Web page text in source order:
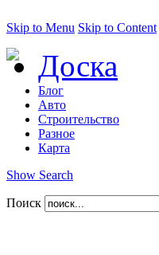
Skip to Menu Skip to Content
Доска
Блог
Авто
Строительство
Разное
Карта
Show Search
Поиск